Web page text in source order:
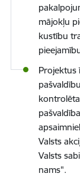
mājokļu
kustību
Projektus
Valsts
Valsts
nams".